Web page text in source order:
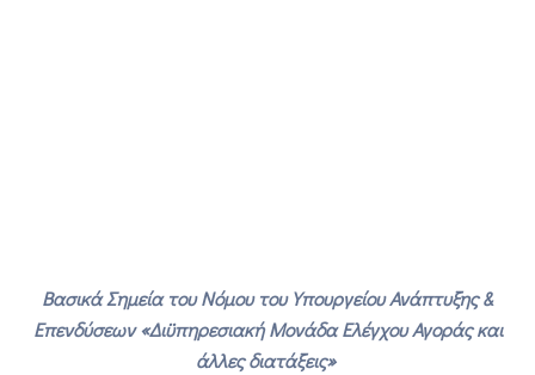
Βασικά Σημεία του Νόμου του Υπουργείου Ανάπτυξης &
Επενδύσεων «Διϋπηρεσιακή Μονάδα Ελέγχου Αγοράς και
άλλες διατάξεις»